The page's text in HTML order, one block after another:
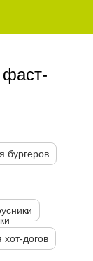
фаст-
бургеров
хот-догов